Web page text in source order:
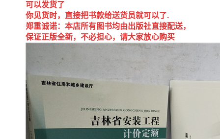
可以发货了
你见货时，直接把书款给送货员就可以了.
郑重诚诺：本店所有图书均由出版社直接配送，
保证正版全新，不必担心，请大家放心购买